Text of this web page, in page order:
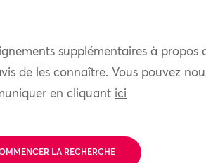
supplémentaires à propos
de les connaître. Vous pouvez
en cliquant ici
LA RECHERCHE